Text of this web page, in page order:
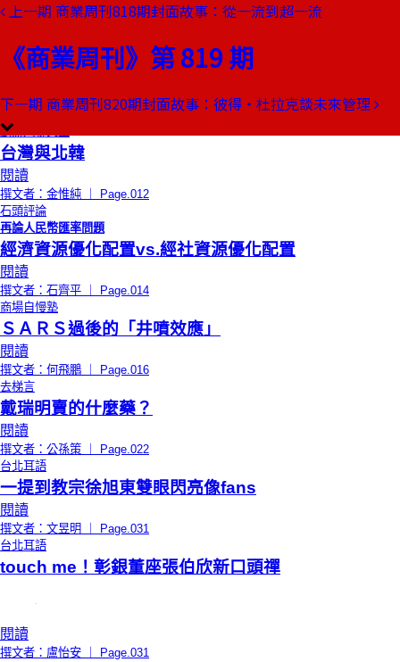
上一期 商業周刊818期封面故事：從一流到超一流
《商業周刊》第 819 期
下一期 商業周刊820期封面故事：彼得‧杜拉克談未來管理
本期目錄
限時免費總編輯的話
用剪刀的方法
閱讀
撰文者：王文靜 ｜ Page.010
創辦人聊天室
台灣與北韓
閱讀
撰文者：金惟純 ｜ Page.012
石頭評論
再論人民幣匯率問題
經濟資源優化配置vs.經社資源優化配置
閱讀
撰文者：石齊平 ｜ Page.014
商場自慢塾
ＳＡＲＳ過後的「井噴效應」
閱讀
撰文者：何飛鵬 ｜ Page.016
去梯言
戴瑞明賣的什麼藥？
閱讀
撰文者：公孫策 ｜ Page.022
台北耳語
一提到教宗徐旭東雙眼閃亮像fans
閱讀
撰文者：文昱明 ｜ Page.031
台北耳語
touch me！彰銀董座張伯欣新口頭禪
閱讀
撰文者：盧怡安 ｜ Page.031